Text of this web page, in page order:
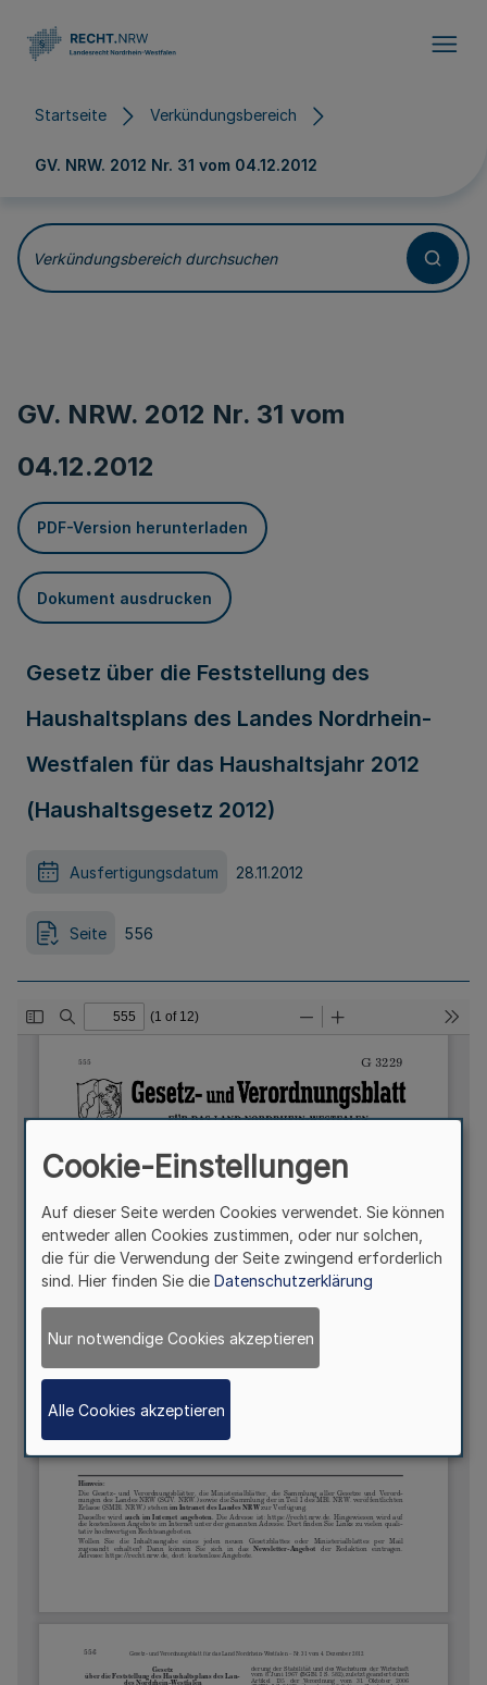
Startseite Verkündungsbereich
GV. NRW. 2012 Nr. 31 vom 04.12.2012
Verkündungsbereich durchsuchen
GV. NRW. 2012 Nr. 31 vom
04.12.2012
PDF-Version herunterladen
Dokument ausdrucken
Gesetz über die Feststellung des
Haushaltsplans des Landes Nordrhein-
Westfalen für das Haushaltsjahr 2012
(Haushaltsgesetz 2012)
Ausfertigungsdatum 28.11.2012
Seite 556
Cookie-Einstellungen
Auf dieser Seite werden Cookies verwendet. Sie können
entweder allen Cookies zustimmen, oder nur solchen,
die für die Verwendung der Seite zwingend erforderlich
sind. Hier finden Sie die Datenschutzerklärung
Nur notwendige Cookies akzeptieren
Alle Cookies akzeptieren